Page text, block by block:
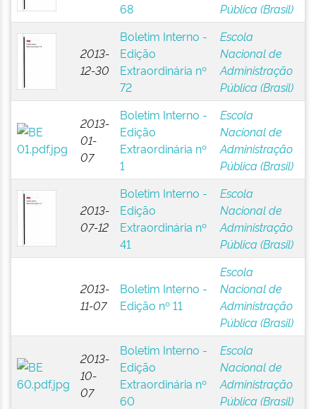
68
Pública (Brasil)
2013-
12-30
Boletim Interno -
Edição
Extraordinária nº
72
Escola
Nacional de
Administração
Pública (Brasil)
2013-
01-
07
Boletim Interno -
Edição
Extraordinária nº
1
Escola
Nacional de
Administração
Pública (Brasil)
2013-
07-12
Boletim Interno -
Edição
Extraordinária nº
41
Escola
Nacional de
Administração
Pública (Brasil)
2013-
11-07
Boletim Interno -
Edição nº 11
Escola
Nacional de
Administração
Pública (Brasil)
2013-
10-
07
Boletim Interno -
Edição
Extraordinária nº
60
Escola
Nacional de
Administração
Pública (Brasil)